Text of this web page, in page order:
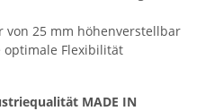
von 25 mm höhenverstellbar
optimale Flexibilität
MADE IN